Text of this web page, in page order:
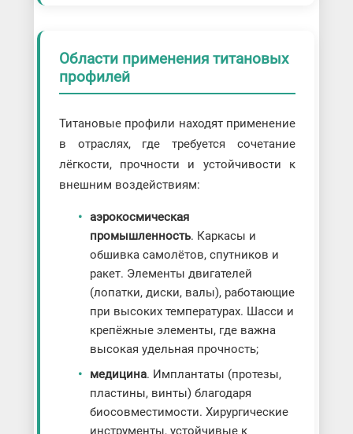
Области применения титановых
профилей
Титановые профили находят применение
в отраслях, где требуется сочетание
лёгкости, прочности и устойчивости к
внешним воздействиям:
аэрокосмическая
промышленность. Каркасы и
обшивка самолётов, спутников и
ракет. Элементы двигателей
(лопатки, диски, валы), работающие
при высоких температурах. Шасси и
крепёжные элементы, где важна
высокая удельная прочность;
медицина. Имплантаты (протезы,
пластины, винты) благодаря
биосовместимости. Хирургические